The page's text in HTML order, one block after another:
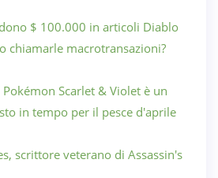
$ 100.000 in articoli Diablo
chiamarle macrotransazioni?
Scarlet & Violet è un
in tempo per il pesce d'aprile
scrittore veterano di Assassin's